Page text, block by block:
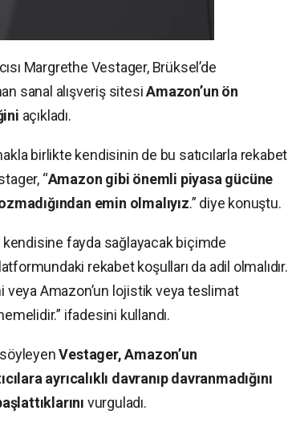
Margrethe Vestager, Brüksel’de
sanal alışveriş sitesiAmazon’un ön
açıkladı.
birlikte kendisinin de bu satıcılarla rekabet
“Amazon gibi önemli piyasa gücüne
emin olmalıyız.” diye konuştu.
kendisine fayda sağlayacak biçimde
rekabet koşulları da adil olmalıdır.
veya Amazon’un lojistik veya teslimat
ifadesini kullandı.
Vestager, Amazon’un
ayrıcalıklı davranıp davranmadığını
vurguladı.